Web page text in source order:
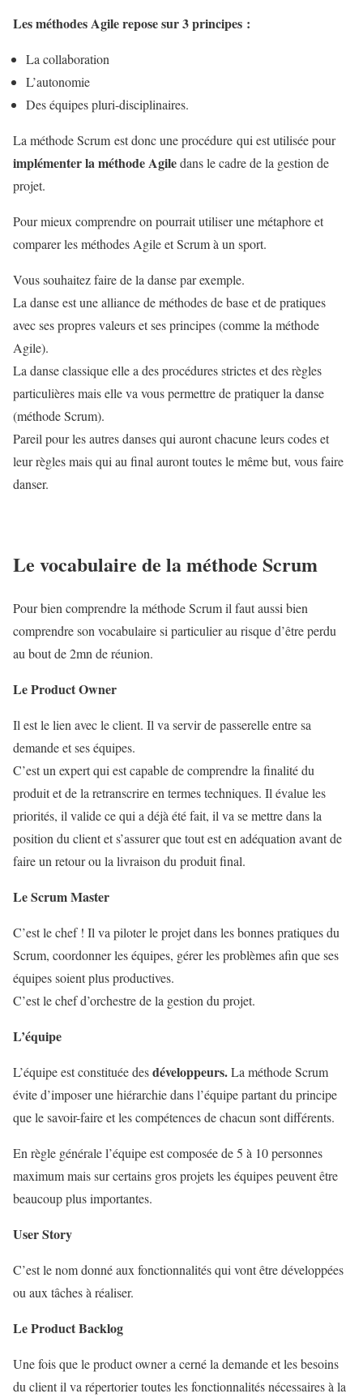
Les méthodes Agile repose sur 3 principes :
La collaboration
L’autonomie
Des équipes pluri-disciplinaires.
La méthode Scrum est donc une procédure qui est utilisée pour
implémenter la méthode Agiledans le cadre de la gestion de
projet.
Pour mieux comprendre on pourrait utiliser une métaphore et
comparer les méthodes Agile et Scrum à un sport.
Vous souhaitez faire de la danse par exemple.
La danse est une alliance de méthodes de base et de pratiques
avec ses propres valeurs et ses principes (comme la méthode
Agile).
La danse classique elle a des procédures strictes et des règles
particulières mais elle va vous permettre de pratiquer la danse
(méthode Scrum).
Pareil pour les autres danses qui auront chacune leurs codes et
leur règles mais qui au final auront toutes le même but, vous faire
danser.
Le vocabulaire de la méthode Scrum
Pour bien comprendre la méthode Scrum il faut aussi bien
comprendre son vocabulaire si particulier au risque d’être perdu
au bout de 2mn de réunion.
Le Product Owner
Il est le lien avec le client. Il va servir de passerelle entre sa
demande et ses équipes.
C’est un expert qui est capable de comprendre la finalité du
produit et de la retranscrire en termes techniques. Il évalue les
priorités, il valide ce qui a déjà été fait, il va se mettre dans la
position du client et s’assurer que tout est en adéquation avant de
faire un retour ou la livraison du produit final.
Le Scrum Master
C’est le chef ! Il va piloter le projet dans les bonnes pratiques du
Scrum, coordonner les équipes, gérer les problèmes afin que ses
équipes soient plus productives.
C’est le chef d’orchestre de la gestion du projet.
L’équipe
L’équipe est constituée desdéveloppeurs.La méthode Scrum
évite d’imposer une hiérarchie dans l’équipe partant du principe
que le savoir-faire et les compétences de chacun sont différents.
En règle générale l’équipe est composée de 5 à 10 personnes
maximum mais sur certains gros projets les équipes peuvent être
beaucoup plus importantes.
User Story
C’est le nom donné aux fonctionnalités qui vont être développées
ou aux tâches à réaliser.
Le Product Backlog
Une fois que le product owner a cerné la demande et les besoins
du client il va répertorier toutes les fonctionnalités nécessaires à la